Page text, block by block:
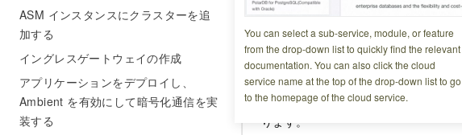
You can select a sub-service, module, or feature
from the drop-down list to quickly find the relevant
documentation. You can also click the cloud
service name at the top of the drop-down list to go
to the homepage of the cloud service.
ASM インスタンスにクラスターを追
加する
イングレスゲートウェイの作成
アプリケーションをデプロイし、
Ambient を有効にして暗号化通信を実
装する
今日のますます大規模化するアプリ
管理することは、かつてないほどの
ースを実装するにはどうすればよい
ります。